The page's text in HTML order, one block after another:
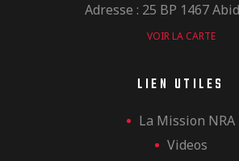
Adresse : 25 BP 1467
VOIR LA CARTE
LIEN UTILES
La Mission NRA
Videos